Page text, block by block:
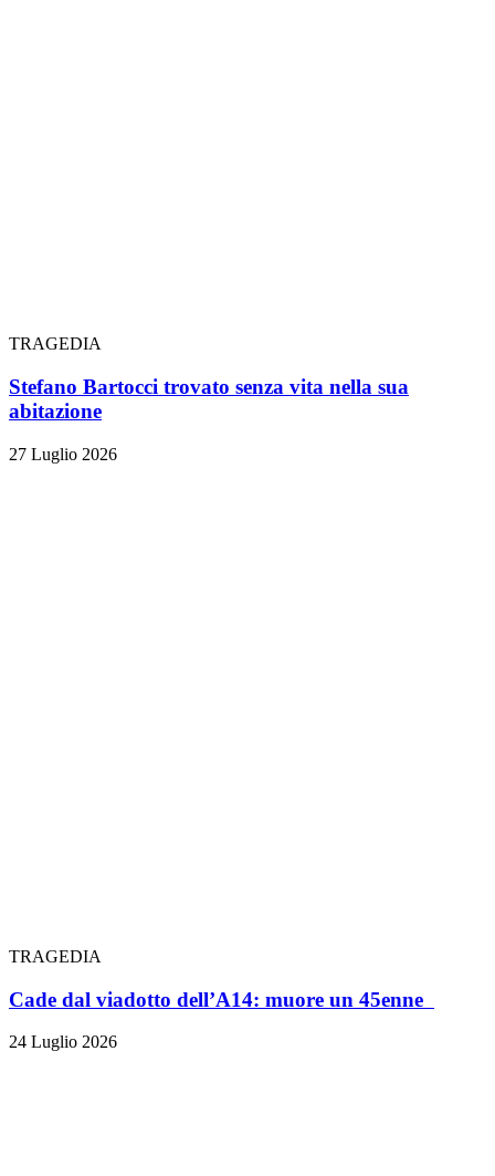
TRAGEDIA
Stefano Bartocci trovato senza vita nella sua
abitazione
27 Luglio 2026
TRAGEDIA
Cade dal viadotto dell’A14: muore un 45enne
24 Luglio 2026